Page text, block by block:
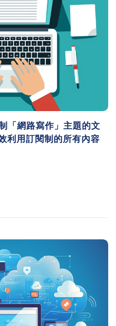
進階
AI 學
管理
盒筆
寫作
「網路寫作」主題的文
利用訂閱制的所有內容